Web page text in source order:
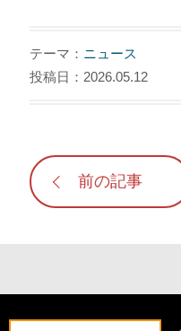
テーマ： ニュース
投稿日：2026.05.12
前の記事